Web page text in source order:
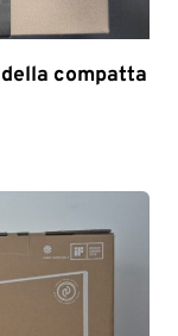
compatta